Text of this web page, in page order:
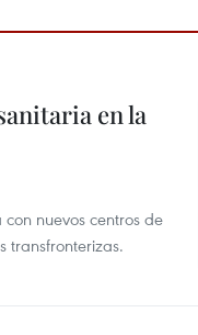
en la
nuevos centros de
transfronterizas.